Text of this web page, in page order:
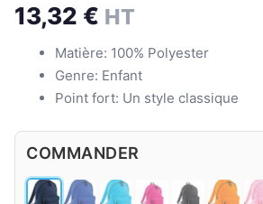
13,32 € HT
Matière: 100% Polyester
Genre: Enfant
Point fort: Un style classique
COMMANDER